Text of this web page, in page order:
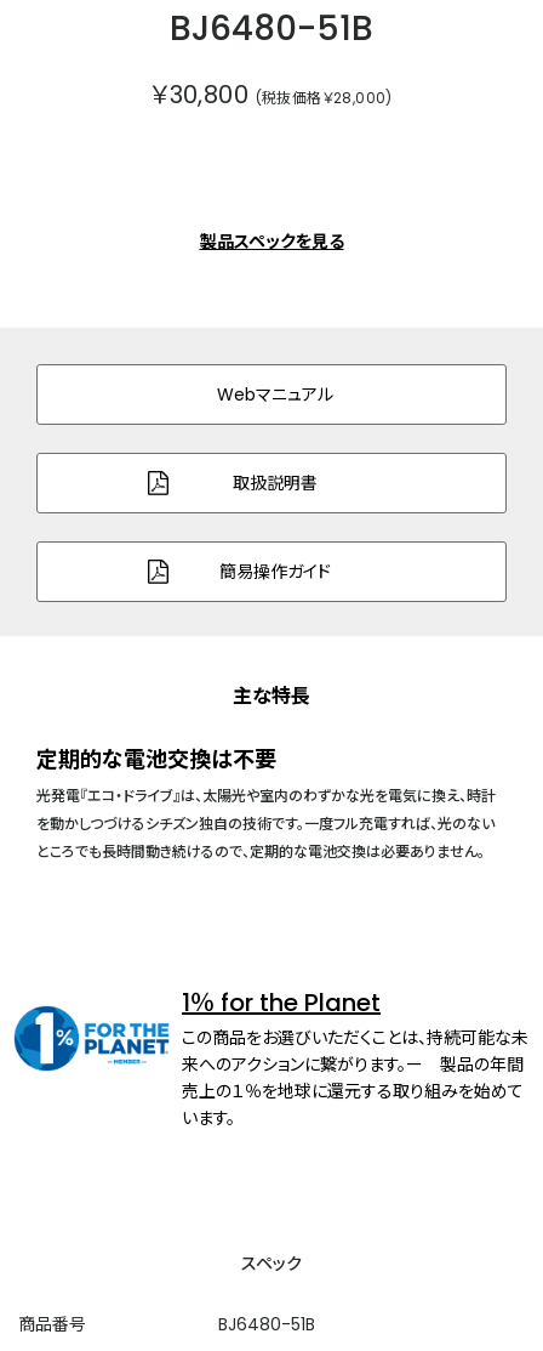
BJ6480-51B
￥30,800 (税抜価格￥28,000)
製品スペックを見る
Webマニュアル
取扱説明書
簡易操作ガイド
主な特長
定期的な電池交換は不要
光発電『エコ・ドライブ』は、太陽光や室内のわずかな光を電気に換え、時計
を動かしつづけるシチズン独自の技術です。一度フル充電すれば、光のない
ところでも長時間動き続けるので、定期的な電池交換は必要ありません。
1％ for the Planet
この商品をお選びいただくことは、持続可能な未
来へのアクションに繋がります。ー 製品の年間
売上の１％を地球に還元する取り組みを始めて
います。
スペック
商品番号 BJ6480-51B